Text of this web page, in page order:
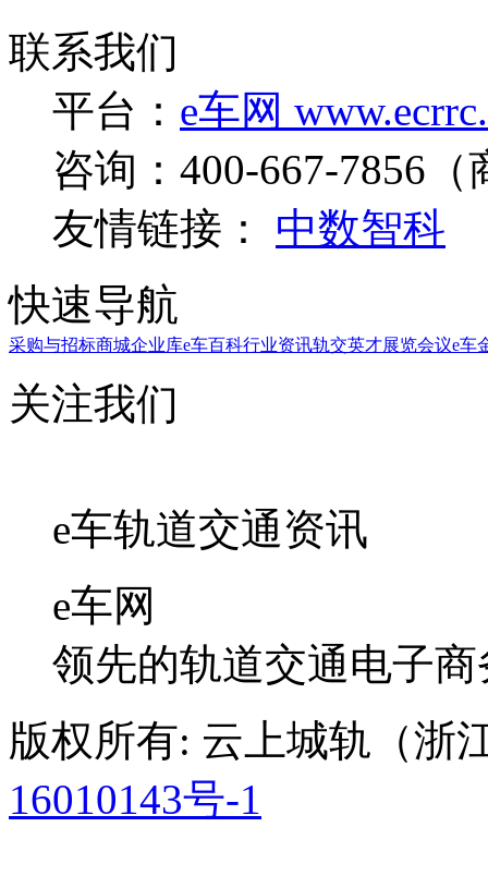
联系我们
平台： e车网
咨询：400-667-7856
友情链接： 中数智科
快速导航
采购与招标商城企业库e车百科行业资讯轨交英才展览会议e车
关注我们
e车轨道交通资讯
e车网
领先的轨道交通电子
版权所有: 云上城轨（
16010143号-1